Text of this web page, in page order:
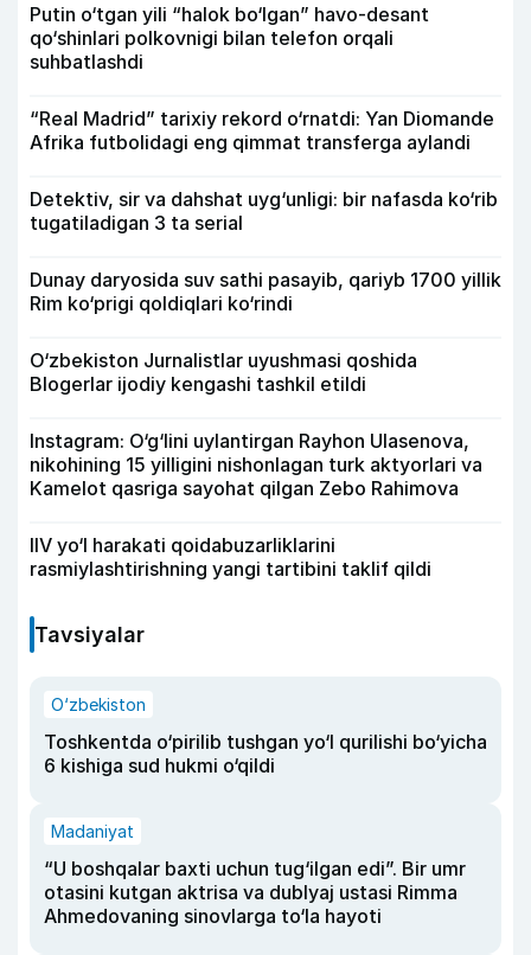
Putin o‘tgan yili “halok bo‘lgan” havo-desant
qo‘shinlari polkovnigi bilan telefon orqali
suhbatlashdi
“Real Madrid” tarixiy rekord o‘rnatdi: Yan Diomande
Afrika futbolidagi eng qimmat transferga aylandi
Detektiv, sir va dahshat uyg‘unligi: bir nafasda ko‘rib
tugatiladigan 3 ta serial
Dunay daryosida suv sathi pasayib, qariyb 1700 yillik
Rim ko‘prigi qoldiqlari ko‘rindi
O‘zbekiston Jurnalistlar uyushmasi qoshida
Blogerlar ijodiy kengashi tashkil etildi
Instagram: O‘g‘lini uylantirgan Rayhon Ulasenova,
nikohining 15 yilligini nishonlagan turk aktyorlari va
Kamelot qasriga sayohat qilgan Zebo Rahimova
IIV yo‘l harakati qoidabuzarliklarini
rasmiylashtirishning yangi tartibini taklif qildi
Tavsiyalar
O‘zbekiston
Toshkentda o‘pirilib tushgan yo‘l qurilishi bo‘yicha
6 kishiga sud hukmi o‘qildi
Madaniyat
“U boshqalar baxti uchun tug‘ilgan edi”. Bir umr
otasini kutgan aktrisa va dublyaj ustasi Rimma
Ahmedovaning sinovlarga to‘la hayoti